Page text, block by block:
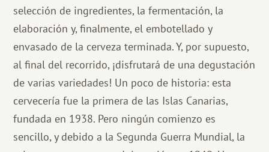
selección de ingredientes, la fermentación, la
elaboración y, finalmente, el embotellado y
envasado de la cerveza terminada. Y, por supuesto,
al final del recorrido, ¡disfrutará de una degustación
de varias variedades! Un poco de historia: esta
cervecería fue la primera de las Islas Canarias,
fundada en 1938. Pero ningún comienzo es
sencillo, y debido a la Segunda Guerra Mundial, la